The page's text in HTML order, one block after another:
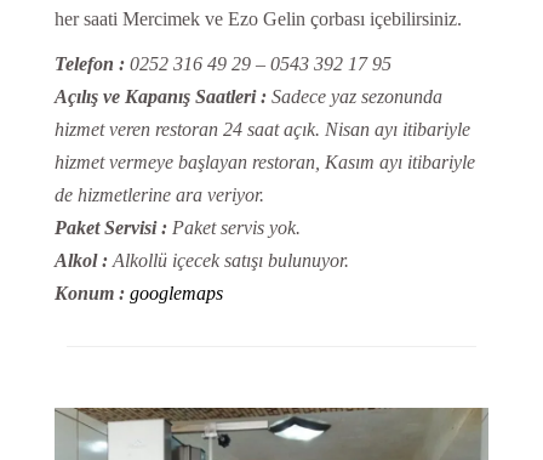
her saati Mercimek ve Ezo Gelin çorbası içebilirsiniz.
Telefon : 0252 316 49 29 – 0543 392 17 95
Açılış ve Kapanış Saatleri :Sadece yaz sezonunda
hizmet veren restoran 24 saat açık. Nisan ayı itibariyle
hizmet vermeye başlayan restoran, Kasım ayı itibariyle
de hizmetlerine ara veriyor.
Paket Servisi :Paket servis yok.
Alkol : Alkollü içecek satışı bulunuyor.
Konum : googlemaps